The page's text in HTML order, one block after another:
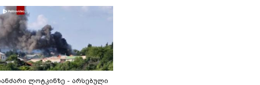
ლოტკინზე - არსებული